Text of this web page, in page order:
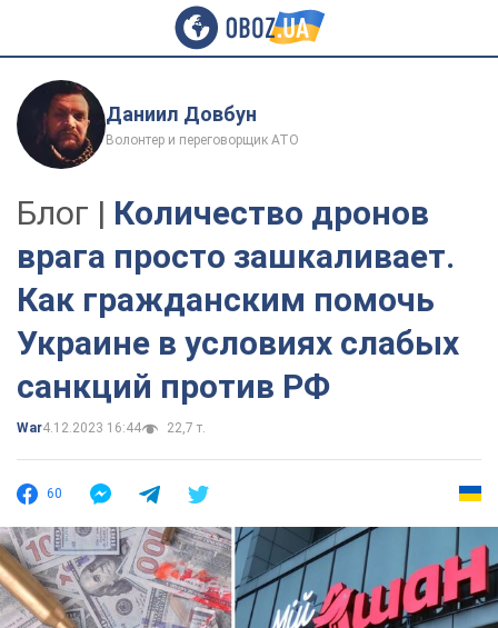
Даниил Довбун
Волонтер и переговорщик АТО
Блог | Количество дронов
врага просто зашкаливает.
Как гражданским помочь
Украине в условиях слабых
санкций против РФ
War4.12.2023 16:44 22,7 т.
60